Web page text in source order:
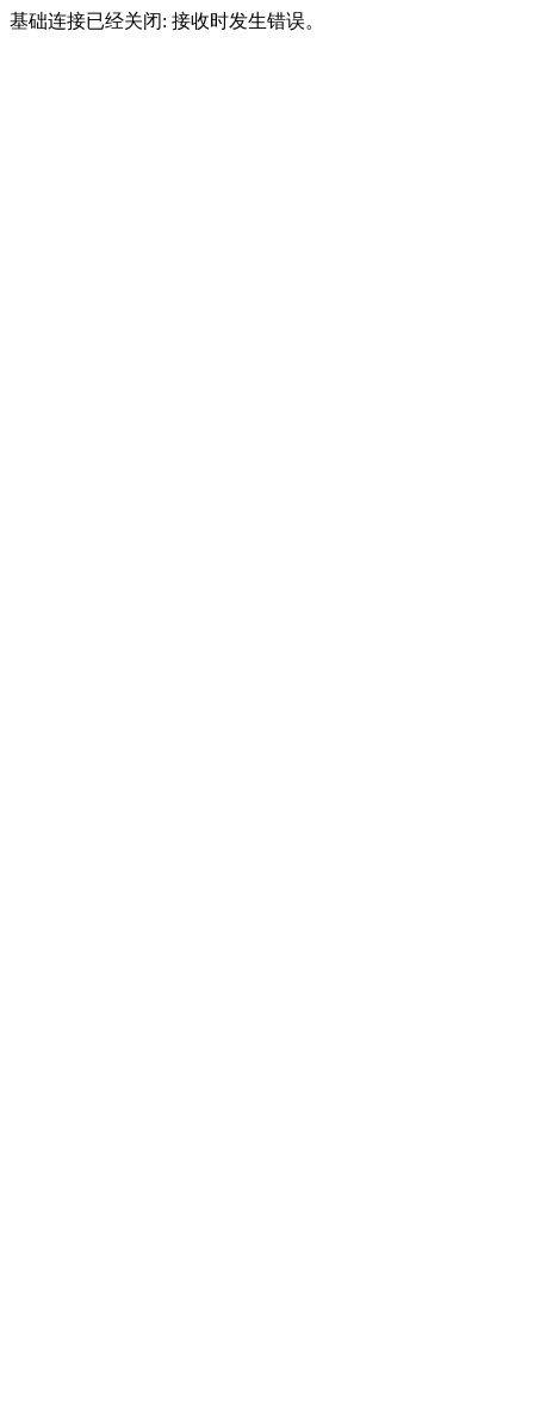
基础连接已经关闭: 接收时发生错误。